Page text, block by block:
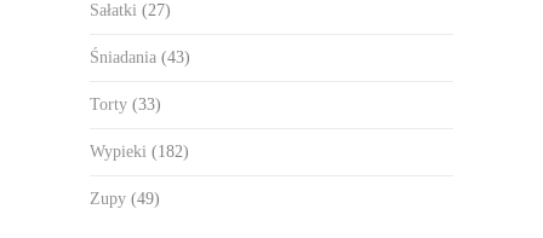
Sałatki (27)
Śniadania (43)
Torty (33)
Wypieki (182)
Zupy (49)